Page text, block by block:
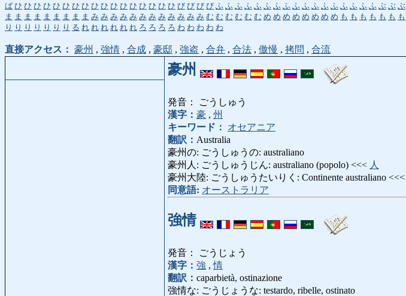
ば ひ ひ ひ ひ ひ ひ ひ ひ ひ ひ ひ ひ ひ ひ ひ ひ ひ び び び び ふ ふ ふ ふ ふ ふ ふ ふ ふ ふ ふ ふ ふ ふ ふ ふ ふ ぶ ぶ ぶ
ま ま ま ま ま ま ま ま ま み み み み み み み み み み み み む む む む む む め め め め め め め め も も も も も も も
り り り り り り り る れ れ れ れ れ れ ろ ろ ろ ろ わ わ わ わ わ
直接アクセス： 豪州 , 強情 , 合成 , 豪邸 , 強盗 , 合弁 , 合法 , 傲慢 , 拷問 , 合流
豪州
発音： ごうしゅう
漢字： 豪 , 州
キーワード：
オセアニア
翻訳： Australia
豪州の: ごうしゅうの: australiano
豪州人: ごうしゅうじん: australiano (popolo) <<< 人
豪州大陸: ごうしゅうたいりく: Continente australiano <<<
同意語: オーストラリア
強情
発音： ごうじょう
漢字： 強 ,情
翻訳： caparbietà, ostinazione
強情な: ごうじょうな: testardo, ribelle, ostinato